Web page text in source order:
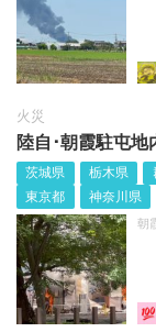
火災
陸自･朝霞駐屯地
茨城県 栃木県
東京都
神奈川県
朝